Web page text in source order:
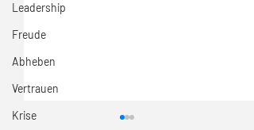
Leadership
Freude
Abheben
Vertrauen
Krise